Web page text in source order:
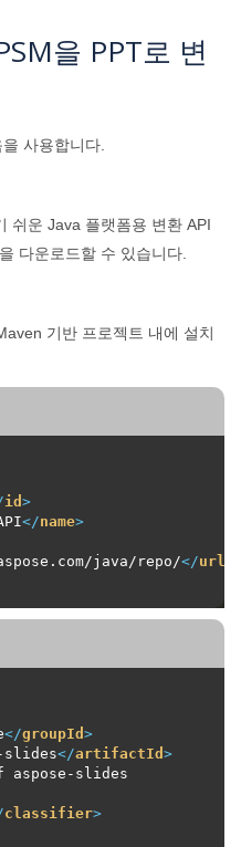
을 PPT로 변
사용합니다.
쉬운 Java 플랫폼용 변환 API
다운로드할 수 있습니다.
기반 프로젝트 내에 설치
id >
</name>
java/repo/</url
</groupId >
slides</artifactId >
aspose-slides
classifier>